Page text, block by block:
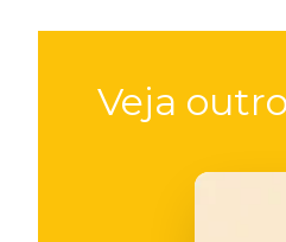
Veja